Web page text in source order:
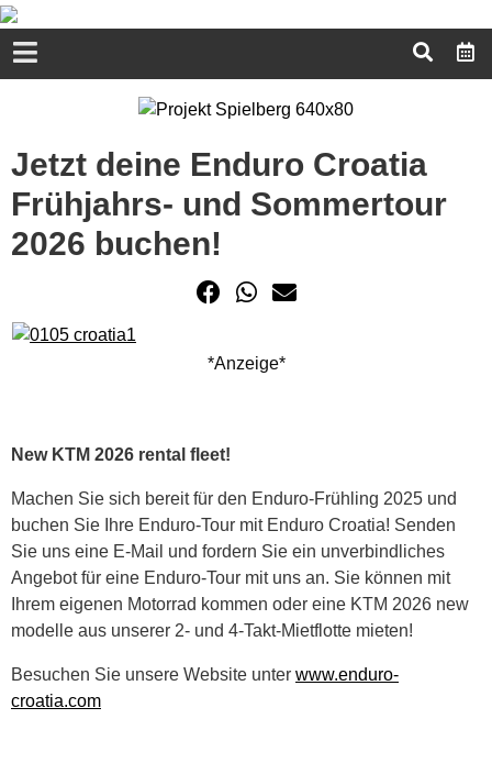
Jetzt deine Enduro Croatia
Frühjahrs- und Sommertour
2026 buchen!
*Anzeige*
New KTM 2026 rental fleet!
Machen Sie sich bereit für den Enduro-Frühling 2025 und
buchen Sie Ihre Enduro-Tour mit Enduro Croatia! Senden
Sie uns eine E-Mail und fordern Sie ein unverbindliches
Angebot für eine Enduro-Tour mit uns an. Sie können mit
Ihrem eigenen Motorrad kommen oder eine KTM 2026 new
modelle aus unserer 2- und 4-Takt-Mietflotte mieten!
Besuchen Sie unsere Website unter www.enduro-
croatia.com